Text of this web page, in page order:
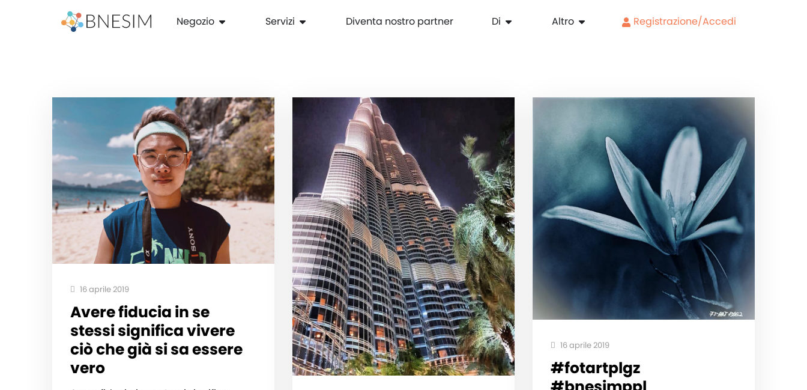
Negozio Servizi Diventa nostro partner Di Altro Registrazione/Accedi
16 aprile 2019
Avere fiducia in se
stessi significa vivere
ciò che già si sa essere
vero
16 aprile 2019
#fotartplgz